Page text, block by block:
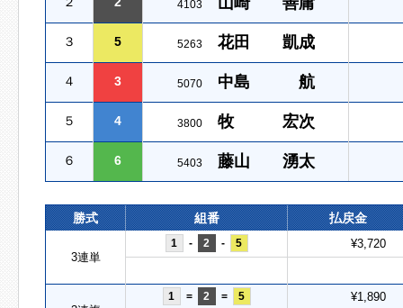
4103
３ 5 5263 花田 凱成
４ 3 5070 中島 航
５ 4 3800 牧 宏次
６ 6 5403 藤山 湧太
勝式 組番 払戻金
3連単
1 - 2 - 5 ¥3,720
1 = 2 = 5 ¥1,890